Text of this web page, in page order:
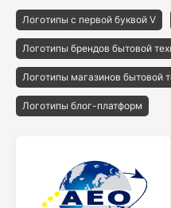
Логотипы с первой буквой V
Логотипы брендов бытовой
Логотипы магазинов бытовой
Логотипы блог-платформ